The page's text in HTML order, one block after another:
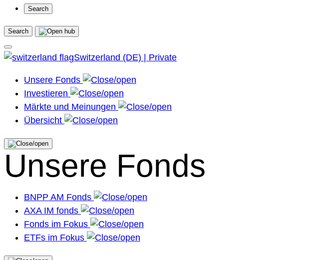
Search
Search
Switzerland (DE) | Private
Unsere Fonds
Investieren
Märkte und Meinungen
Übersicht
Unsere Fonds
BNPP AM Fonds
AXA IM fonds
Fonds im Fokus
ETFs im Fokus